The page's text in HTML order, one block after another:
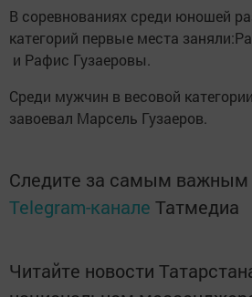
В соревнованиях среди юношей
категорий первые места
и Рафис Гузаеровы.
Среди мужчин в весовой
завоевал Марсель Гузаеров.
Следите за самым важным
Telegram-канале Татмедиа
Читайте новости